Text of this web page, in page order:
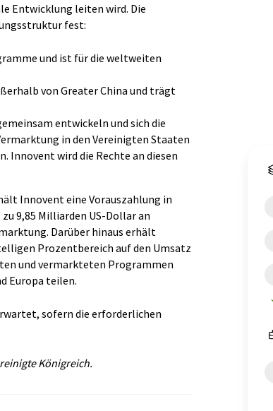
Entwicklung leiten wird. Die
fest:
und ist für die weltweiten
von Greater China und trägt
entwickeln und sich die
in den Vereinigten Staaten
Innovent wird die Rechte an diesen
Innovent eine Vorauszahlung in
9,85 Milliarden US-Dollar an
Darüber hinaus erhält
Prozentbereich auf den Umsatz
und vermarkteten Programmen
Europa teilen.
sofern die erforderlichen
Königreich.